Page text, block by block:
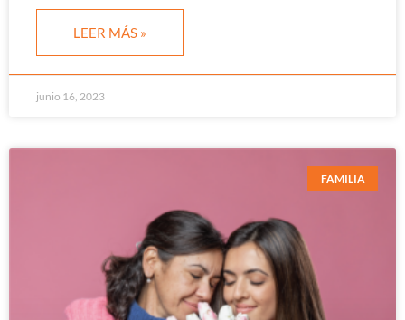
LEER MÁS »
junio 16, 2023
FAMILIA